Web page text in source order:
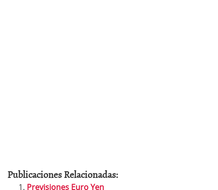
Publicaciones Relacionadas:
Previsiones Euro Yen